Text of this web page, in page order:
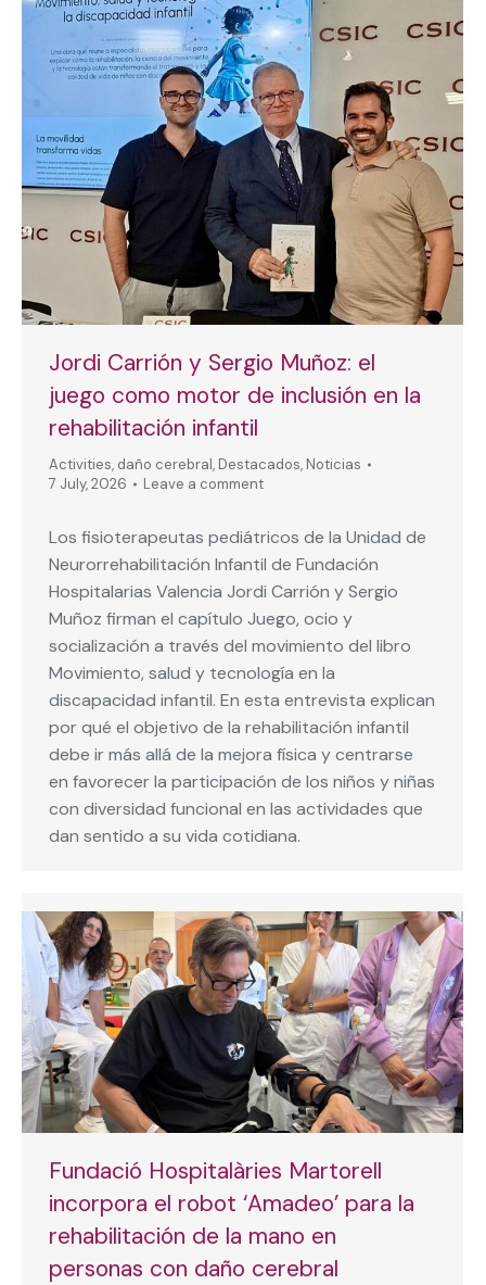
Jordi Carrión y Sergio Muñoz: el
juego como motor de inclusión en la
rehabilitación infantil
Activities, daño cerebral, Destacados, Noticias
7 July, 2026
Leave a comment
Los fisioterapeutas pediátricos de la Unidad de
Neurorrehabilitación Infantil de Fundación
Hospitalarias Valencia Jordi Carrión y Sergio
Muñoz firman el capítulo Juego, ocio y
socialización a través del movimiento del libro
Movimiento, salud y tecnología en la
discapacidad infantil. En esta entrevista explican
por qué el objetivo de la rehabilitación infantil
debe ir más allá de la mejora física y centrarse
en favorecer la participación de los niños y niñas
con diversidad funcional en las actividades que
dan sentido a su vida cotidiana.
Fundació Hospitalàries Martorell
incorpora el robot ‘Amadeo’ para la
rehabilitación de la mano en
personas con daño cerebral